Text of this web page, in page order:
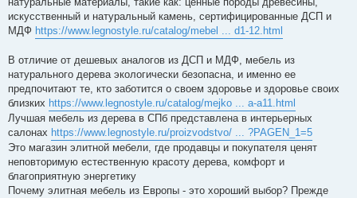
искусственный и натуральный камень, сертифицированные ДСП и
МДФ https://www.legnostyle.ru/catalog/mebel ... d1-12.html
В отличие от дешевых аналогов из ДСП и МДФ, мебель из
натурального дерева экологически безопасна, и именно ее
предпочитают те, кто заботится о своем здоровье и здоровье своих
близких https://www.legnostyle.ru/catalog/mejko ... a-a11.html
Лучшая мебель из дерева в СПб представлена в интерьерных
салонах https://www.legnostyle.ru/proizvodstvo/ ... ?PAGEN_1=5
Это магазин элитной мебели, где продавцы и покупателя ценят
неповторимую естественную красоту дерева, комфорт и
благоприятную энергетику
Почему элитная мебель из Европы - это хороший выбор? Прежде